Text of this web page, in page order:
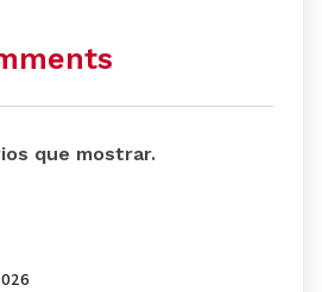
que mostrar.